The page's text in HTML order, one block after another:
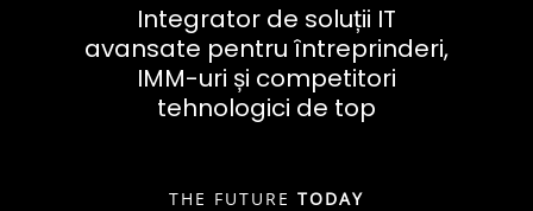
Integrator de soluții IT
avansate pentru întreprinderi,
IMM-uri și competitori
tehnologici de top
THE FUTURE TODAY